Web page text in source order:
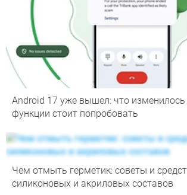
Android 17 уже вышел: что изменилось
функции стоит попробовать
Чем отмыть герметик: советы и
силиконовых и акриловых составов